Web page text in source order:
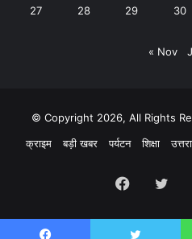
27 28 29 30
« Nov
© Copyright 2026, All Rights
क्राइम
बड़ी खबर पर्यटन शिक्षा